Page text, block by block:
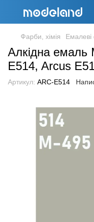
Фарби, хімія
Алкідна емаль
E514, Arcus
Артикул: ARC-E514